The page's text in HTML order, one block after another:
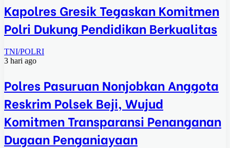
Kapolres Gresik Tegaskan Komitmen
Polri Dukung Pendidikan Berkualitas
TNI/POLRI
3 hari ago
Polres Pasuruan Nonjobkan Anggota
Reskrim Polsek Beji, Wujud
Komitmen Transparansi Penanganan
Dugaan Penganiayaan